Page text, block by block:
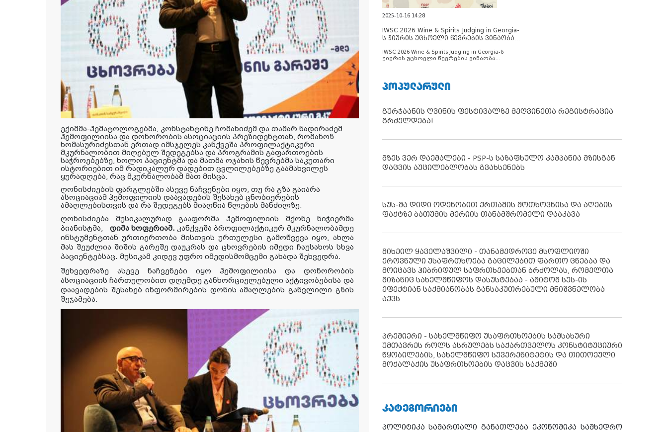
ექიმმა-ჰემატოლოგებმა კონსტანტინე ჩომახიძემ და თამარ ნადირაძემ
ჰემოფილიისა და დონორობის ასოციაციის პრეზიდენტთან რომანოზ
ხომასურიძესთან ერთად იმსჯელეს კანქვეშა პროფილაქტიკური
მკურნალობით მიღებულ შედეგებსა და პროგრამის გაფართოების
საჭროებებზე ხოლო პაციენტმა და მათმა ოჯახის წევრებმა საკუთარი
ისტორიებით იმ რადიკალურ დადებით ცვლილებებზე გაამახვილეს
ყურადღება რაც მკურნალობამ მათ მისცა.
ღონისძიების ფარგლებში ასევე ნაჩვენები იყო თუ რა გზა გაიარა
ასოციაციამ ჰემოფილიის დაავადების შესახებ ცნობიერების
ამაღლებისთვის და რა შედეგებს მიაღწია წლების მანძილზე.
ღონისძიება
მუსიკალურად გააფორმა ჰემოფილიის მქონე
ნიჭიერმა
პიანისტმა
დიმა ხოფერიამ. კანქვეშა პროფილაქტიკურ მკურნალობამდე
ინსტუმენტთან ურთიერთობა მისთვის ურთულესი გამოწვევა იყო, ახლა
მას შეუძლია შიშის გარეშე დაუკრას და ცხოვრების იმედი ჩაუსახოს სხვა
პაციენტებსაც. მუსიკამ კიდევ უფრო იმედისმომცემი გახადა შეხვედრა.
შეხვედრაზე ასევე ნაჩვენები იყო ჰემოფილიისა და დონორობის
ასოციაციის ჩართულობით დღემდე განხორციელებული აქტივობებისა და
დაავადების შესახებ ინფორმირების დონის ამაღლების განვლილი გზის
შეჯამება.
2025-10-16 14:28
IWSC 2026 Wine & Spirits Judging in Georgia-
ს ჟიურის უცხოელი წევრების ვინაობა
IWSC 2026 Wine & Spirits Judging in Georgia-ს
ჟიურის უცხოელი წევრების ვინაობა
ᲞᲝᲞᲣᲚᲐᲠᲣᲚᲘ
გურჯაანის ღვინის ფესტივალზე მეღვინეთა რეგისტრაცია
გრძელდება!
მზეს ვერ დაემალები - PSP-ს საზაფხულო კამპანია მზისგან
დაცვის აუცილებლობას გვახსენებს
სუს-მა დიდი ოდენობით ქრთამის მოთხოვნისა და აღების
ფაქტზე ბათუმის მერიის თანამშრომელი დააკავა
მიხეილ ყაველაშვილი - თანამედროვე მსოფლიოში
ეროვნული უსაფრთხოება გაცილებით ფართო ცნებაა და
მოიცავს ჰიბრიდულ საფრთხეებთან ბრძოლას, რომელთა
მიზანიც სახელმწიფოს დასუსტებაა - ამიტომ სუს-ის
ეფექტიან საქმიანობას განსაკუთრებული მნიშვნელობა
აქვს
პრემიერი - სახელმწიფო უსაფრთხოების სამსახური
უმთავრეს როლს ასრულებს საქართველოს კონსტიტუციური
წყობილების, სახელმწიფო სუვერენიტეტის და თითოეული
მოქალაქის უსაფრთხოების დაცვის საქმეში
ᲙᲐᲢᲔᲒᲝᲠᲘᲔᲑᲘ
პოლიტიკა სამართალი განათლება ეკონომიკა სამხედრო